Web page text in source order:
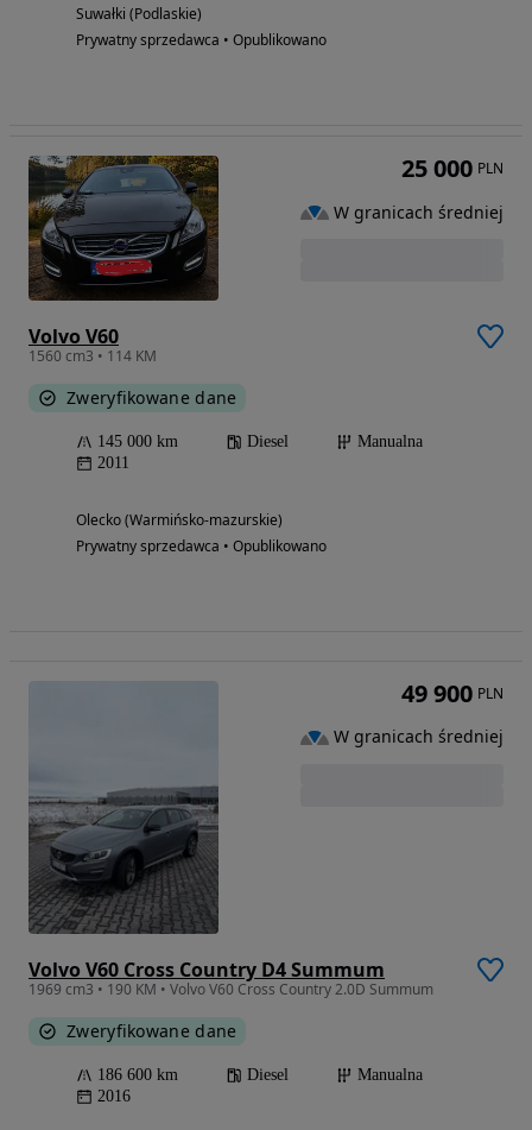
Suwałki (Podlaskie)
Prywatny sprzedawca • Opublikowano
Volvo V60
1560 cm3 • 114 KM
Zweryfikowane dane
145 000 km Diesel
Manualna
2011
Olecko (Warmińsko-mazurskie)
Prywatny sprzedawca • Opublikowano
25 000 PLN
W granicach średniej
Volvo V60 Cross Country D4 Summum
1969 cm3 • 190 KM • Volvo V60 Cross Country 2.0D Summum
Zweryfikowane dane
186 600 km Diesel
Manualna
2016
49 900 PLN
W granicach średniej